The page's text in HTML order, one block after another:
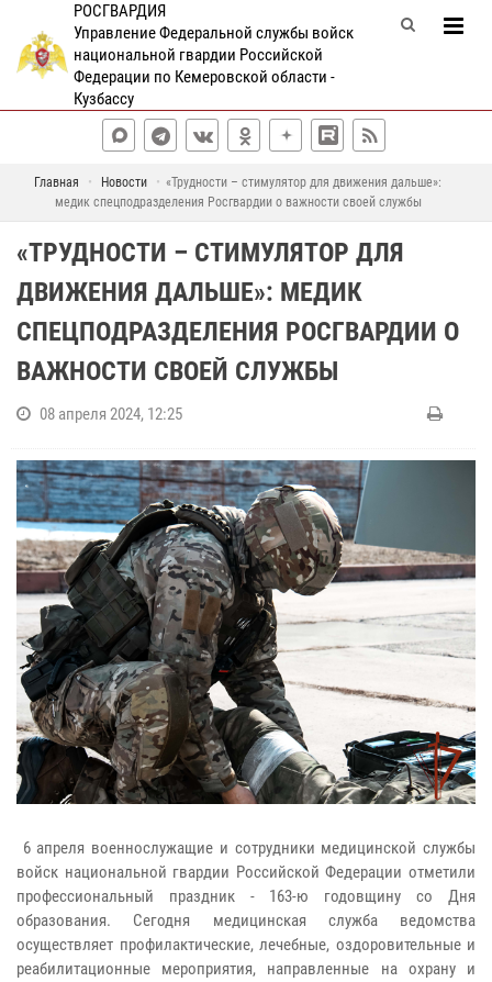
РОСГВАРДИЯ
Управление Федеральной службы войск
национальной гвардии Российской
Федерации по Кемеровской области -
Кузбассу
Главная Новости
«Трудности – стимулятор для движения дальше»:
медик спецподразделения Росгвардии о важности своей службы
«ТРУДНОСТИ – СТИМУЛЯТОР ДЛЯ
ДВИЖЕНИЯ ДАЛЬШЕ»: МЕДИК
СПЕЦПОДРАЗДЕЛЕНИЯ РОСГВАРДИИ О
ВАЖНОСТИ СВОЕЙ СЛУЖБЫ
08 апреля 2024, 12:25
6 апреля военнослужащие и сотрудники медицинской службы
войск национальной гвардии Российской Федерации отметили
профессиональный праздник - 163-ю годовщину со Дня
образования. Сегодня медицинская служба ведомства
осуществляет профилактические, лечебные, оздоровительные и
реабилитационные мероприятия, направленные на охрану и